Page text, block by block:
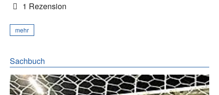
1 Rezension
mehr
Sachbuch